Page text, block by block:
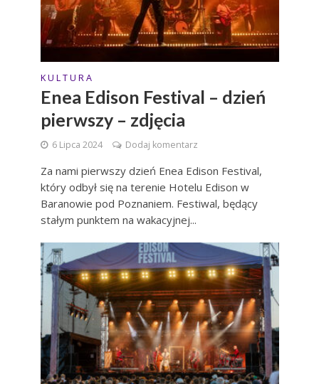
K U L T U R A
Enea Edison Festival – dzień
pierwszy – zdjęcia
6 Lipca 2024 Dodaj komentarz
Za nami pierwszy dzień Enea Edison Festival,
który odbył się na terenie Hotelu Edison w
Baranowie pod Poznaniem. Festiwal, będący
stałym punktem na wakacyjnej...